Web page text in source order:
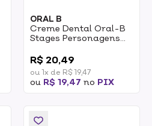
ORAL B
Creme Dental Oral-B
Stages Personagens
R$ 20,49
ou 1x de R$ 19,47
ou R$ 19,47 no PIX